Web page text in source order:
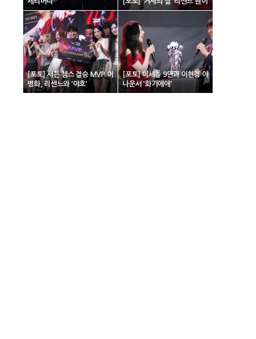
[포토] 서든 챔스 결승 MVP 이
병화, 리센느와 '야호'
[포토] 이세돌 9단과 이현경 아
나운서 '화기애애'